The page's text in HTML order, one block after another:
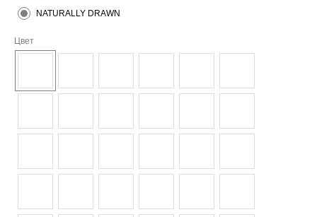
NATURALLY DRAWN
Цвет